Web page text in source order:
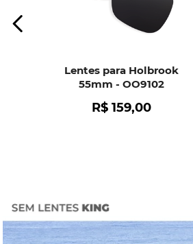
Lentes para Holbrook
55mm - OO9102
R$ 159,00